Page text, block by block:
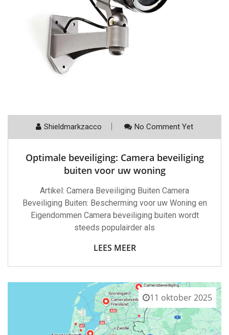
Shieldmarkzacco No Comment Yet
Optimale beveiliging: Camera beveiliging
buiten voor uw woning
Artikel: Camera Beveiliging Buiten Camera
Beveiliging Buiten: Bescherming voor uw Woning en
Eigendommen Camera beveiliging buiten wordt
steeds populairder als
LEES MEER
11 oktober 2025